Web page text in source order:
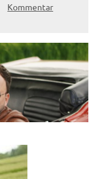
Kommentar